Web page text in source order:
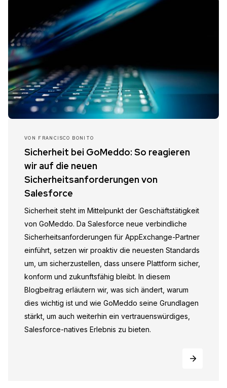
VON FRANCISCO BONITO
Sicherheit bei GoMeddo: So reagieren
wir auf die neuen
Sicherheitsanforderungen von
Salesforce
Sicherheit steht im Mittelpunkt der Geschäftstätigkeit
von GoMeddo. Da Salesforce neue verbindliche
Sicherheitsanforderungen für AppExchange-Partner
einführt, setzen wir proaktiv die neuesten Standards
um, um sicherzustellen, dass unsere Plattform sicher,
konform und zukunftsfähig bleibt. In diesem
Blogbeitrag erläutern wir, was sich ändert, warum
dies wichtig ist und wie GoMeddo seine Grundlagen
stärkt, um auch weiterhin ein vertrauenswürdiges,
Salesforce-natives Erlebnis zu bieten.